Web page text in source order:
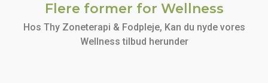
Flere former for Wellness
Hos Thy Zoneterapi & Fodpleje, Kan du nyde vores
Wellness tilbud herunder